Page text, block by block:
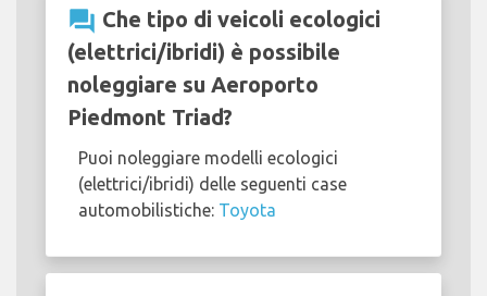
question_answer Che tipo di veicoli ecologici
(elettrici/ibridi) è possibile
noleggiare su Aeroporto
Piedmont Triad?
Puoi noleggiare modelli ecologici
(elettrici/ibridi) delle seguenti case
automobilistiche: Toyota